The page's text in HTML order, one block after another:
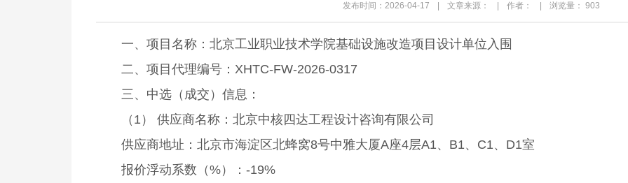
发布时间：2026-04-17 文章来源： 作者： 浏览量： 903
一、项目名称：北京工业职业技术学院基础设施改造项目设计单位入围
二、项目代理编号：XHTC-FW-2026-0317
三、中选（成交）信息：
（1） 供应商名称：北京中核四达工程设计咨询有限公司
供应商地址：北京市海淀区北蜂窝8号中雅大厦A座4层A1、B1、C1、D1室
报价浮动系数（%）：-19%